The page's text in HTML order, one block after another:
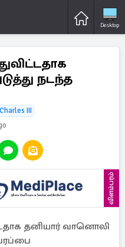
Desktop
நடந்த
III
விளம்பரம்
தனியார் வானொலி